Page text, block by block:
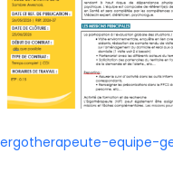
ergotherapeute-equipe-